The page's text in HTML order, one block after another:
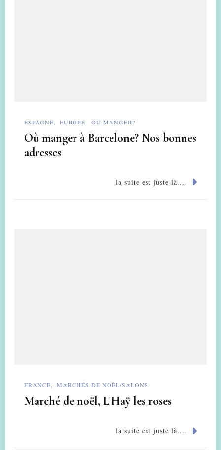
ESPAGNE EUROPE OU MANGER?
Où manger à Barcelone? Nos bonnes
adresses
la suite est juste là....
FRANCE MARCHÉS DE NOËL/SALONS
Marché de noël, L'Haÿ les roses
la suite est juste là....